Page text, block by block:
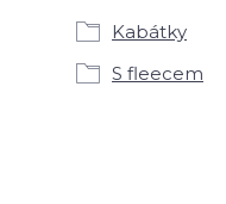
Kabátky
S fleecem